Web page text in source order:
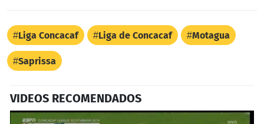
Liga Concacaf Liga de Concacaf Motagua
Saprissa
VIDEOS RECOMENDADOS